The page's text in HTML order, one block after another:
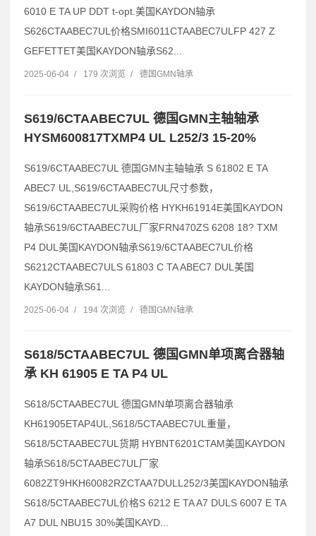
6010 E TA UP DDT t-opt.美国KAYDON轴承
S626CTAABEC7UL价格SMI6011CTAABEC7ULFP 427 Z
GEFETTET美国KAYDON轴承S62...
2025-06-04 / 179 次浏览 / 德国GMN轴承
S619/6CTAABEC7UL 德国GMN主轴轴承
HYSM600817TXMP4 UL L252/3 15-20%
S619/6CTAABEC7UL 德国GMN主轴轴承 S 61802 E TA
ABEC7 UL,S619/6CTAABEC7UL尺寸参数，
S619/6CTAABEC7UL采购价格 HYKH61914E美国KAYDON
轴承S619/6CTAABEC7UL厂家FRN470ZS 6208 18? TXM
P4 DUL美国KAYDON轴承S619/6CTAABEC7UL价格
S6212CTAABEC7ULS 61803 C TA ABEC7 DUL美国
KAYDON轴承S61...
2025-06-04 / 194 次浏览 / 德国GMN轴承
S618/5CTAABEC7UL 德国GMN单项离合器轴
承 KH 61905 E TA P4 UL
S618/5CTAABEC7UL 德国GMN单项离合器轴承
KH61905ETAP4UL,S618/5CTAABEC7UL重量，
S618/5CTAABEC7UL货期 HYBNT6201CTAM美国KAYDON
轴承S618/5CTAABEC7UL厂家
6082ZT9HKH60082RZCTAA7DULL252/3美国KAYDON轴承
S618/5CTAABEC7UL价格S 6212 E TA A7 DULS 6007 E TA
A7 DUL NBU15 30%美国KAYD...